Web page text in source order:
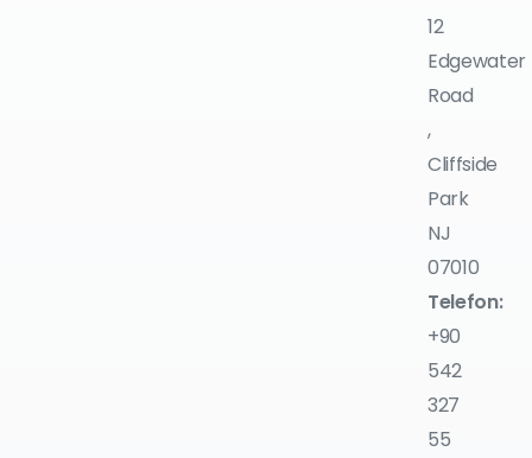
12
Edgewater
Road
,
Cliffside
Park
NJ
07010
Telefon:
+90
542
327
55